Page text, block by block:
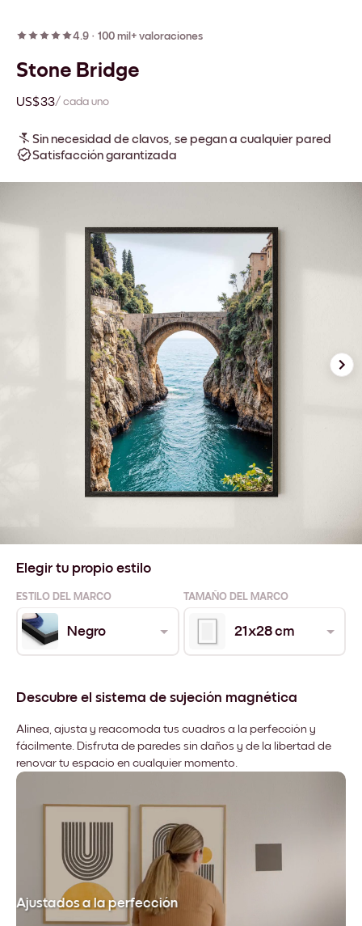
4.9 · 100 mil+ valoraciones
Stone Bridge
US$33/ cada uno
Sin necesidad de clavos, se pegan a cualquier pared
Satisfacción garantizada
Elegir tu propio estilo
ESTILO DEL MARCO TAMAÑO DEL MARCO
Negro 21x28 cm
Descubre el sistema de sujeción magnética
Alinea, ajusta y reacomoda tus cuadros a la perfección y
fácilmente. Disfruta de paredes sin daños y de la libertad de
renovar tu espacio en cualquier momento.
Ajustados a la perfección